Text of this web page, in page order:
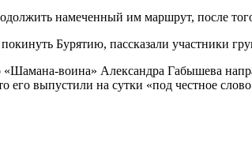
намеченный им маршрут, после
Бурятию, пассказали участники
«Шамана-воина» Александра Габышева
его выпустили на сутки «под честное